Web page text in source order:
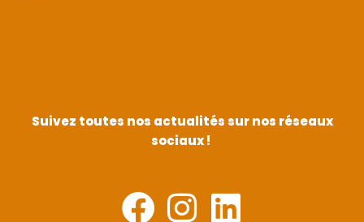
Suivez toutes nos actualités sur nos réseaux
sociaux !